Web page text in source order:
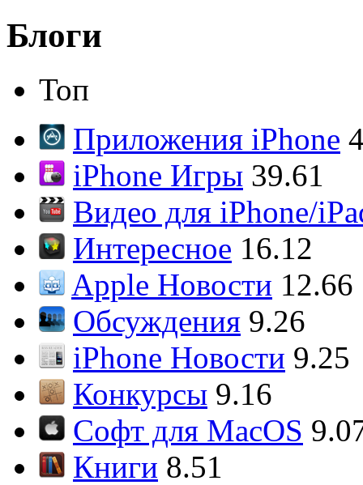
Блоги
Топ
Приложения iPhone
iPhone Игры 39.61
Видео для iPhone/
Интересное 16.12
Apple Новости 12.66
Обсуждения 9.26
iPhone Новости 9.25
Конкурсы 9.16
Софт для MacOS
Книги 8.51